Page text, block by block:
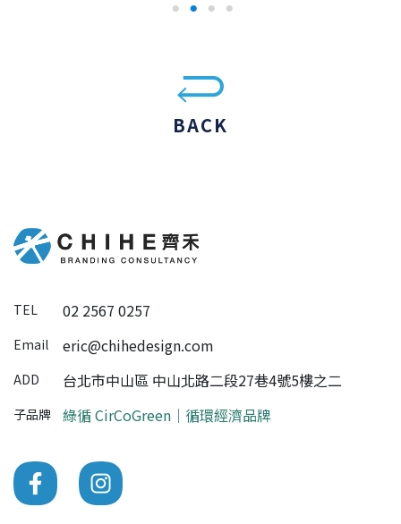
BACK
TEL 02 2567 0257
Email eric@chihedesign.com
ADD 台北市中山區 中山北路二段27巷4號5樓之二
子品牌 綠循 CirCoGreen｜循環經濟品牌